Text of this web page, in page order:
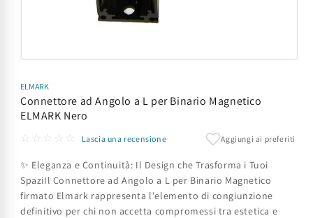
multimediali
1
in
finestra
ELMARK
Connettore ad Angolo a L per Binario Magnetico
ELMARK Nero
☆☆☆☆☆
Lascia una recensione Aggiungi ai preferiti
✨ Eleganza e Continuità: Il Design che Trasforma i Tuoi
SpaziIl Connettore ad Angolo a L per Binario Magnetico
firmato Elmark rappresenta l'elemento di congiunzione
definitivo per chi non accetta compromessi tra estetica e